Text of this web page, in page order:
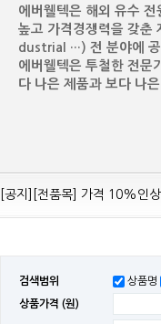
에버웰텍은 해외 유수
높고 가격경쟁력을 갖춘
dustrial …) 전 분야에 공
에버웰텍은 투철한 전문
다 나은 제품과 보다 나
[공지][Mean Well 제품 전품
[공지][전품목] 가격 10%인
[공지][민웰] 전품목 가격 조정
[민웰] RS 모델 출시
[공지]SMPS 저가형 [기획상
검색범위 상품명
상품가격 (원)